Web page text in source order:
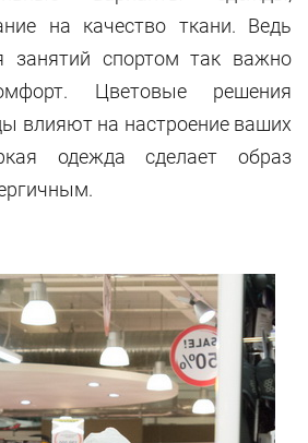
на качество ткани. Ведь
занятий спортом так важно
Цветовые решения
влияют на настроение ваших
одежда сделает образ